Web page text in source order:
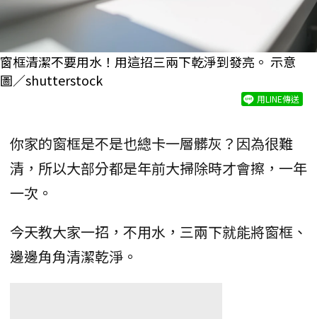
窗框清潔不要用水！用這招三兩下乾淨到發亮。 示意
圖／shutterstock
用LINE傳送
你家的窗框是不是也總卡一層髒灰？因為很難
清，所以大部分都是年前大掃除時才會擦，一年
一次。
今天教大家一招，不用水，三兩下就能將窗框、
邊邊角角清潔乾淨。